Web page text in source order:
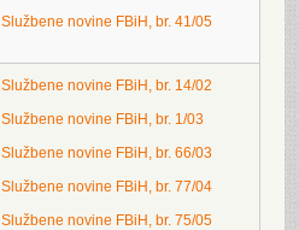
Službene novine FBiH, br. 41/05
Službene novine FBiH, br. 14/02
Službene novine FBiH, br. 1/03
Službene novine FBiH, br. 66/03
Službene novine FBiH, br. 77/04
Službene novine FBiH, br. 75/05